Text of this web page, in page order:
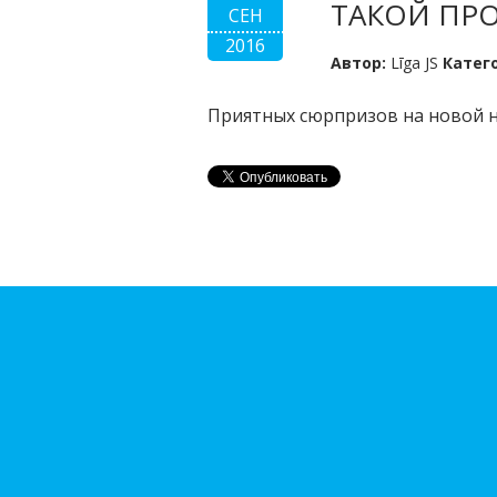
СЕН
2016
ТАКОЙ
Автор: Līga JS
Приятных сюрпризов на новой